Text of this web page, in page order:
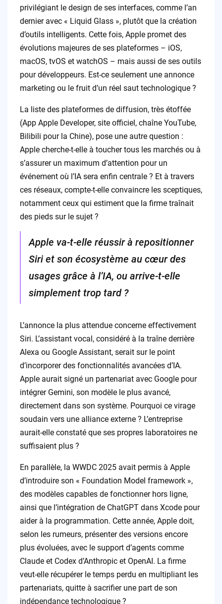
privilégiant le design de ses interfaces, comme l’an
dernier avec « Liquid Glass », plutôt que la création
d’outils intelligents. Cette fois, Apple promet des
évolutions majeures de ses plateformes – iOS,
macOS, tvOS et watchOS – mais aussi de ses outils
pour développeurs. Est-ce seulement une annonce
marketing ou le fruit d’un réel saut technologique ?
La liste des plateformes de diffusion, très étoffée
(App Apple Developer, site officiel, chaîne YouTube,
Bilibili pour la Chine), pose une autre question :
Apple cherche-t-elle à toucher tous les marchés ou à
s’assurer un maximum d’attention pour un
événement où l’IA sera enfin centrale ? Et à travers
ces réseaux, compte-t-elle convaincre les sceptiques,
notamment ceux qui estiment que la firme traînait
des pieds sur le sujet ?
Apple va-t-elle réussir à repositionner
Siri et son écosystème au cœur des
usages grâce à l’IA, ou arrive-t-elle
simplement trop tard ?
L’annonce la plus attendue concerne effectivement
Siri. L’assistant vocal, considéré à la traîne derrière
Alexa ou Google Assistant, serait sur le point
d’incorporer des fonctionnalités avancées d’IA.
Apple aurait signé un partenariat avec Google pour
intégrer Gemini, son modèle le plus avancé,
directement dans son système. Pourquoi ce virage
soudain vers une alliance externe ? L’entreprise
aurait-elle constaté que ses propres laboratoires ne
suffisaient plus ?
En parallèle, la WWDC 2025 avait permis à Apple
d’introduire son « Foundation Model framework »,
des modèles capables de fonctionner hors ligne,
ainsi que l’intégration de ChatGPT dans Xcode pour
aider à la programmation. Cette année, Apple doit,
selon les rumeurs, présenter des versions encore
plus évoluées, avec le support d’agents comme
Claude et Codex d’Anthropic et OpenAI. La firme
veut-elle récupérer le temps perdu en multipliant les
partenariats, quitte à sacrifier une part de son
indépendance technologique ?